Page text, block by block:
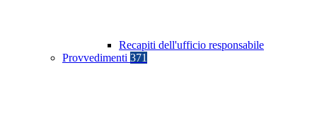
Recapiti dell'ufficio responsabile
Provvedimenti 371